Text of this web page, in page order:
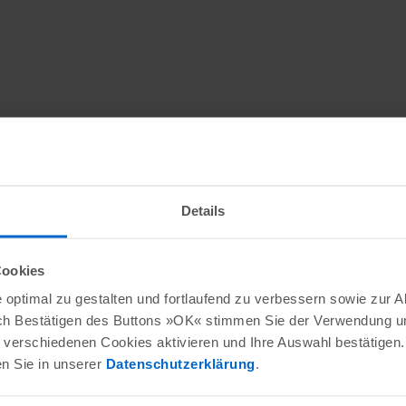
Details
zu gestalten und fortlaufend zu verbessern sowie zur
Bestätigen des Buttons »OK« stimmen Sie der Verwendung
Cookies aktivieren und Ihre Auswahl bestätigen.
Sie in unserer Datenschutzerklärung.